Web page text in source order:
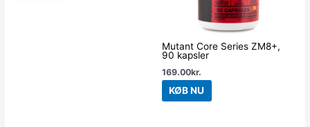
Mutant Core Series ZM8+,
90 kapsler
169.00kr.
KØB NU